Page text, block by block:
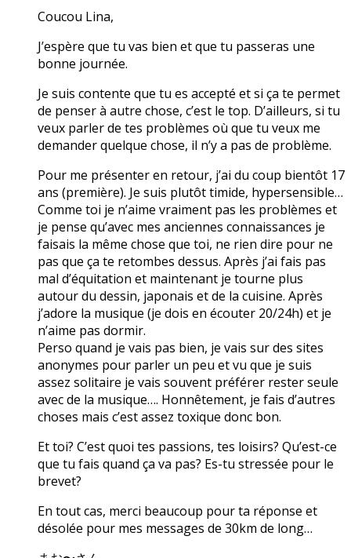
Coucou Lina,
J’espère que tu vas bien et que tu passeras une
bonne journée.
Je suis contente que tu es accepté et si ça te permet
de penser à autre chose, c’est le top. D’ailleurs, si tu
veux parler de tes problèmes où que tu veux me
demander quelque chose, il n’y a pas de problème.
Pour me présenter en retour, j’ai du coup bientôt 17
ans (première). Je suis plutôt timide, hypersensible…
Comme toi je n’aime vraiment pas les problèmes et
je pense qu’avec mes anciennes connaissances je
faisais la même chose que toi, ne rien dire pour ne
pas que ça te retombes dessus. Après j’ai fais pas
mal d’équitation et maintenant je tourne plus
autour du dessin, japonais et de la cuisine. Après
j’adore la musique (je dois en écouter 20/24h) et je
n’aime pas dormir.
Perso quand je vais pas bien, je vais sur des sites
anonymes pour parler un peu et vu que je suis
assez solitaire je vais souvent préférer rester seule
avec de la musique…. Honnêtement, je fais d’autres
choses mais c’est assez toxique donc bon.
Et toi? C’est quoi tes passions, tes loisirs? Qu’est-ce
que tu fais quand ça va pas? Es-tu stressée pour le
brevet?
En tout cas, merci beaucoup pour ta réponse et
désolée pour mes messages de 30km de long…